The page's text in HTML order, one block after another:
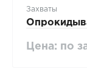
Захваты
Цена: по